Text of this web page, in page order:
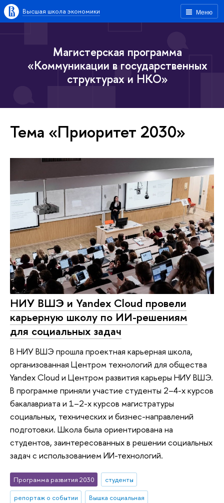
Меню
Высшая школа экономики
Магистерская программа
«Коммуникации в государственных
структурах и НКО»
Тема «Приоритет 2030»
НИУ ВШЭ и Yandex Cloud провели
карьерную школу по ИИ-решениям
для социальных задач
В НИУ ВШЭ прошла проектная карьерная школа,
организованная Центром технологий для общества
Yandex Cloud и Центром развития карьеры НИУ ВШЭ.
В программе приняли участие студенты 2–4-х курсов
бакалавриата и 1–2-х курсов магистратуры
социальных, технических и бизнес-направлений
подготовки. Школа была ориентирована на
студентов, заинтересованных в решении социальных
задач с использованием ИИ-технологий.
Программа развития 2030
студенты
репортаж о событии
Вышка социальная